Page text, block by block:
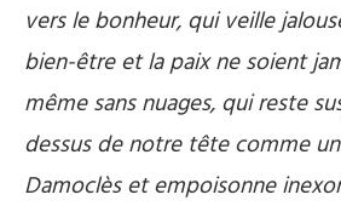
vers le bonheur, qui veille
bien-être et la paix ne soient
même sans nuages, qui reste
dessus de notre tête comme
Damoclès et empoisonne